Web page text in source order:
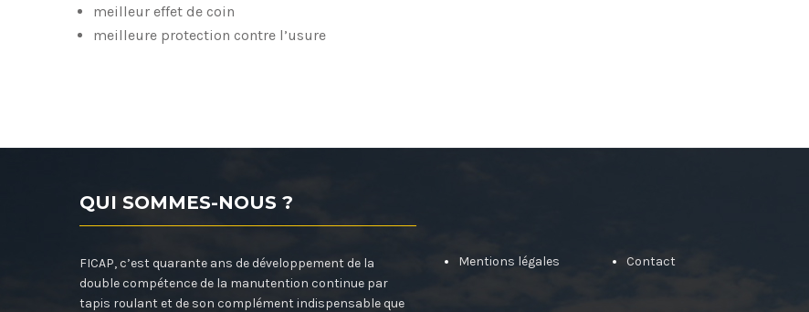
meilleur effet de coin
meilleure protection contre l’usure
QUI SOMMES-NOUS ?
FICAP, c’est quarante ans de développement de la
double compétence de la manutention continue par
tapis roulant et de son complément indispensable que
Mentions légales Contact